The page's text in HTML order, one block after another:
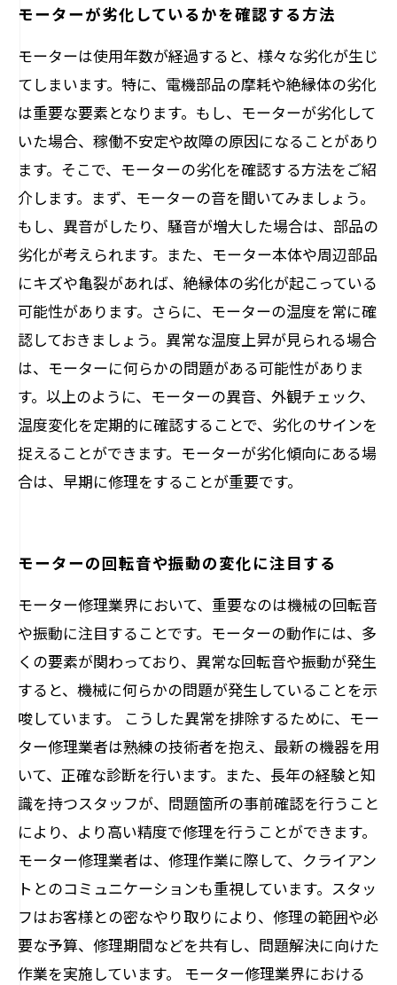
モーターが劣化しているかを確認する方法
モーターは使用年数が経過すると、様々な劣化が生じ
てしまいます。特に、電機部品の摩耗や絶縁体の劣化
は重要な要素となります。もし、モーターが劣化して
いた場合、稼働不安定や故障の原因になることがあり
ます。そこで、モーターの劣化を確認する方法をご紹
介します。まず、モーターの音を聞いてみましょう。
もし、異音がしたり、騒音が増大した場合は、部品の
劣化が考えられます。また、モーター本体や周辺部品
にキズや亀裂があれば、絶縁体の劣化が起こっている
可能性があります。さらに、モーターの温度を常に確
認しておきましょう。異常な温度上昇が見られる場合
は、モーターに何らかの問題がある可能性がありま
す。以上のように、モーターの異音、外観チェック、
温度変化を定期的に確認することで、劣化のサインを
捉えることができます。モーターが劣化傾向にある場
合は、早期に修理をすることが重要です。
モーターの回転音や振動の変化に注目する
モーター修理業界において、重要なのは機械の回転音
や振動に注目することです。モーターの動作には、多
くの要素が関わっており、異常な回転音や振動が発生
すると、機械に何らかの問題が発生していることを示
唆しています。 こうした異常を排除するために、モー
ター修理業者は熟練の技術者を抱え、最新の機器を用
いて、正確な診断を行います。また、長年の経験と知
識を持つスタッフが、問題箇所の事前確認を行うこと
により、より高い精度で修理を行うことができます。
モーター修理業者は、修理作業に際して、クライアン
トとのコミュニケーションも重視しています。スタッ
フはお客様との密なやり取りにより、修理の範囲や必
要な予算、修理期間などを共有し、問題解決に向けた
作業を実施しています。 モーター修理業界における